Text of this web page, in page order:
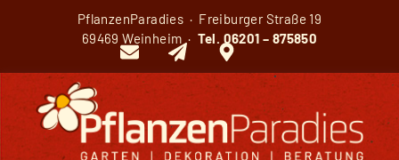
PflanzenParadies · Freiburger Straße 19
69469 Weinheim · Tel. 06201 – 875850